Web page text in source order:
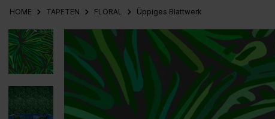
HOME TAPETEN FLORAL Üppiges Blattwerk
Bildergalerie überspringen